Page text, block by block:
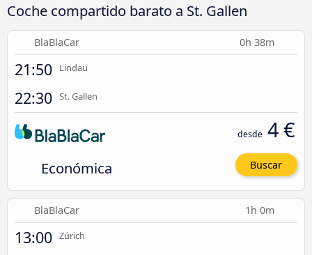
Coche compartido barato a St. Gallen
BlaBlaCar 0h 38m
21:50 Lindau
22:30 St. Gallen
Económica
desde 4 €
Buscar
BlaBlaCar 1h 0m
13:00 Zúrich